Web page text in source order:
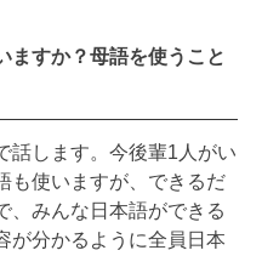
ますか？母語を使うこと
話します。今後輩1人がい
も使いますが、できるだ
、みんな日本語ができる
が分かるように全員日本